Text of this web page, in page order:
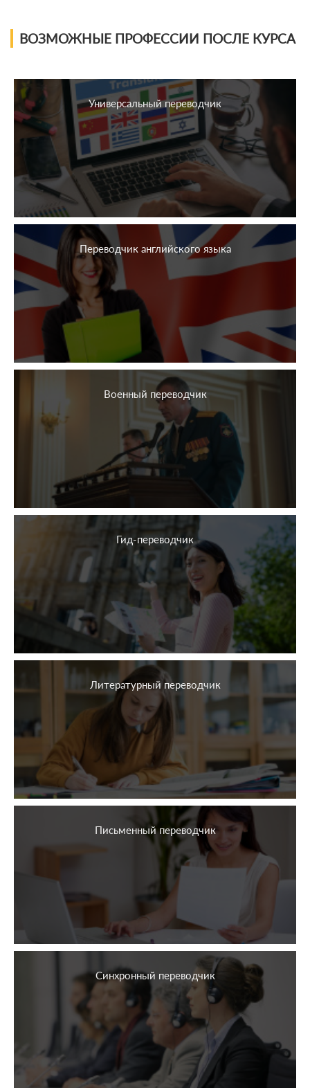
ВОЗМОЖНЫЕ ПРОФЕССИИ ПОСЛЕ КУРСА
Универсальный переводчик
Переводчик английского языка
Военный переводчик
Гид-переводчик
Литературный переводчик
Письменный переводчик
Синхронный переводчик